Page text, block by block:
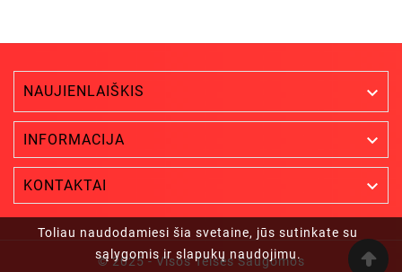
Toliau naudodamiesi šia svetaine, jūs sutinkate su
sąlygomis ir slapukų naudojimu.
NAUJIENLAIŠKIS 
INFORMACIJA 
KONTAKTAI 
© 2025 - Visos Teisės Saugomos